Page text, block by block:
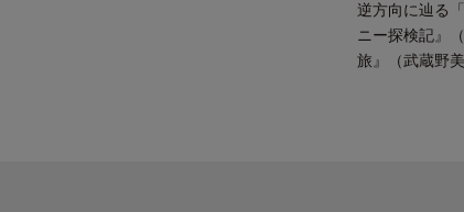
逆方向に辿る
ニー探検記』
旅』（武蔵野